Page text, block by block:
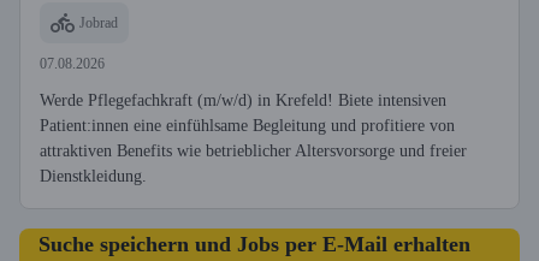
Jobrad
07.08.2026
Werde Pflegefachkraft (m/w/d) in Krefeld! Biete intensiven
Patient:innen eine einfühlsame Begleitung und profitiere von
attraktiven Benefits wie betrieblicher Altersvorsorge und freier
Dienstkleidung.
Suche speichern und Jobs per E-Mail erhalten